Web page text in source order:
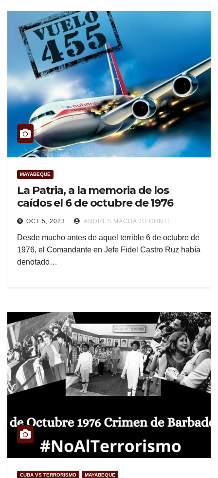
MAYABEQUE
La Patria, a la memoria de los
caídos el 6 de octubre de 1976
OCT 5, 2023 ANDRÉS MACHADO CONTE
Desde mucho antes de aquel terrible 6 de octubre de
1976, el Comandante en Jefe Fidel Castro Ruz había
denotado…
CUBA VS TERRORISMO MAYABEQUE